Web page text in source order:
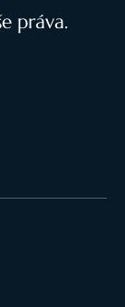
práva.